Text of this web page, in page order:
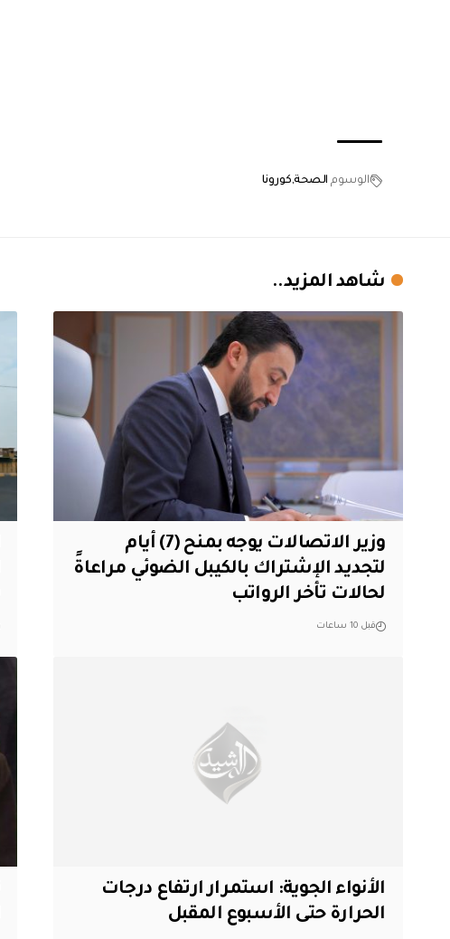
الوسوم الصحة كورونا
شاهد المزيد..
وزير الاتصالات يوجه بمنح (7) أيام
لتجديد الإشتراك بالكيبل الضوئي مراعاةً
لحالات تأخر الرواتب
قبل 10 ساعات
الأنواء الجوية: استمرار ارتفاع درجات
الحرارة حتى الأسبوع المقبل